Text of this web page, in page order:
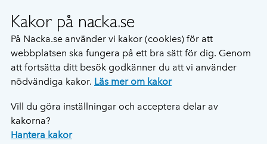
Kakor på nacka.se
På Nacka.se använder vi kakor (cookies) för att
webbplatsen ska fungera på ett bra sätt för dig. Genom
att fortsätta ditt besök godkänner du att vi använder
nödvändiga kakor. Läs mer om kakor
Vill du göra inställningar och acceptera delar av
kakorna?
Hantera kakor